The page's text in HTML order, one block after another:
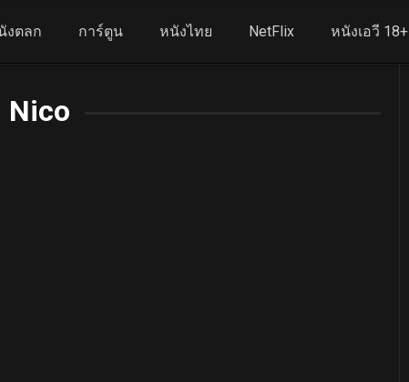
งตลก การ์ตูน หนังไทย NetFlix หนังเอวี 18+
Nico